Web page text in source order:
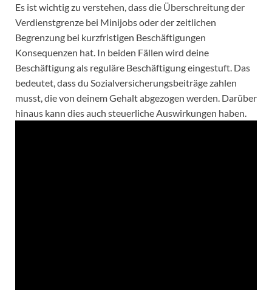
Es ist wichtig zu verstehen, dass die Überschreitung der
Verdienstgrenze bei Minijobs oder der zeitlichen
Begrenzung bei kurzfristigen Beschäftigungen
Konsequenzen hat. In beiden Fällen wird deine
Beschäftigung als reguläre Beschäftigung eingestuft. Das
bedeutet, dass du Sozialversicherungsbeiträge zahlen
musst, die von deinem Gehalt abgezogen werden. Darüber
hinaus kann dies auch steuerliche Auswirkungen haben.